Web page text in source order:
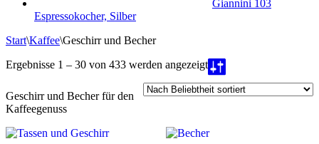
Giannini 103
Espressokocher, Silber
Start\Kaffee\Geschirr und Becher
Ergebnisse 1 – 30 von 433 werden angezeigtNach
Beliebtheit
sortiert
Geschirr und Becher für den
Kaffeegenuss